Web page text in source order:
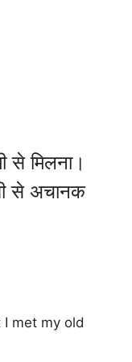
मिलना।
से अचानक
met my old